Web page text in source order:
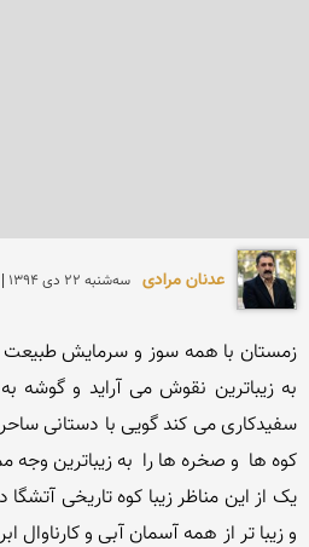
عدنان مرادی سه‌شنبه 22 دی 1394 | 11 سال پیش